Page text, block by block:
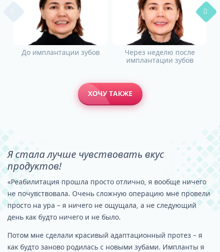
До имплантации зубов
Через неделю после
имплантации зубов
ХОЧУ ТАКЖЕ
Я стала лучше чувствовать вкус
продуктов!
«Реабилитация прошла просто отлично, я вообще ничего
не почувствовала. Очень сложную операцию мне провели
просто на ура – я ничего не ощущала, а не следующий
день как будто ничего и не было.
Потом мне сделали красивый адаптационный протез – я
как будто заново родилась с новыми зубами. Импланты я